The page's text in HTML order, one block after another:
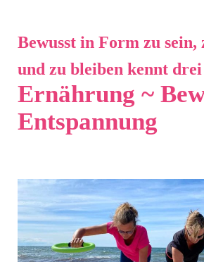
Bewusst in Form zu sein,
und zu bleiben kennt drei
Ernährung ~
Entspannung